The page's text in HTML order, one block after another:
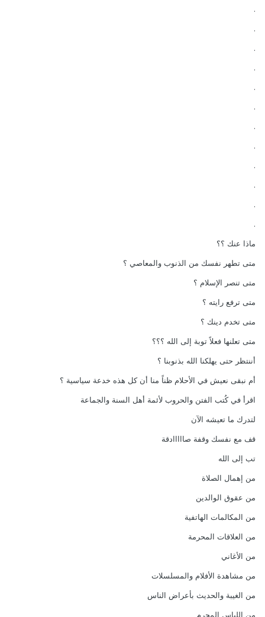
ماذا عنك ؟؟
متى تطهر نفسك من الذنوب والمعاصي ؟
متى تنصر الإسلام ؟
متى ترفع رايته ؟
متى تخدم دينك ؟
متى تعلنها فعلاً توبة إلى الله ؟؟؟
أننتظر حتى يهلكنا الله بذنوبنا ؟
أم نبقى نعيش في الأحلام ظناً منا أن كل هذه خدعة سياسية ؟
اقرأ في كُتب الفتن والحروب لأئمة أهل السنة والجماعة
لتدرك ما تعيشه الآن
قف مع نفسك وقفة صااااادقة
تب إلى الله
من إهمال الصلاة
من عقوق الوالدين
من المكالمات الهاتفية
من العلاقات المحرمة
من الأغاني
من مشاهدة الأفلام والمسلسلات
من الغيبة والحديث بأعراض الناس
من اللباس المحرم